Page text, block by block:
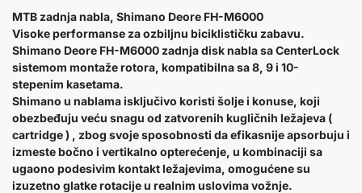
MTB zadnja nabla, Shimano Deore FH-M6000
Visoke performanse za ozbiljnu biciklističku zabavu.
Shimano Deore FH-M6000 zadnja disk nabla sa CenterLock
sistemom montaže rotora, kompatibilna sa 8, 9 i 10-
stepenim kasetama.
Shimano u nablama isključivo koristi šolje i konuse, koji
obezbeđuju veću snagu od zatvorenih kugličnih ležajeva (
cartridge ) , zbog svoje sposobnosti da efikasnije apsorbuju i
izmeste bočno i vertikalno opterećenje, u kombinaciji sa
ugaono podesivim kontakt ležajevima, omogućene su
izuzetno glatke rotacije u realnim uslovima vožnje.